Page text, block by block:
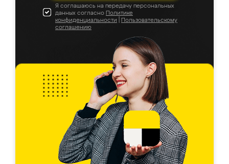
Я соглашаюсь на передачу персональных
данных согласно Политике
конфиденциальности
Пользовательскому
соглашению